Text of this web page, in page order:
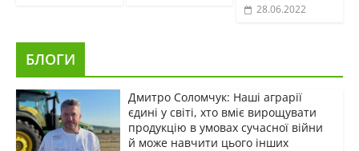
28.06.2022
БЛОГИ
Дмитро Соломчук: Наші аграрії
єдині у світі, хто вміє вирощувати
продукцію в умовах сучасної війни
й може навчити цього інших